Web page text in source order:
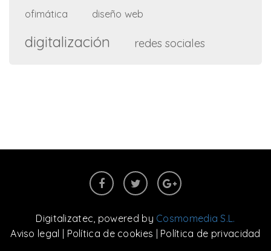
ofimática diseño web
digitalización redes sociales
Digitalizatec , powered by Cosmomedia S.L.
Aviso legal | Política de cookies | Política de privacidad